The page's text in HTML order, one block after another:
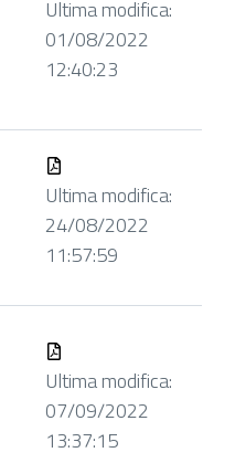
Ultima modifica:
01/08/2022
12:40:23
Ultima modifica:
24/08/2022
11:57:59
Ultima modifica:
07/09/2022
13:37:15